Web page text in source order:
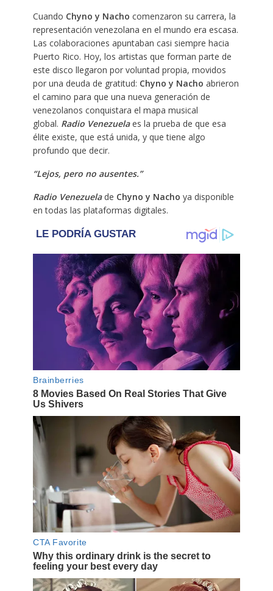
Cuando Chyno y Nacho comenzaron su carrera, la
representación venezolana en el mundo era escasa.
Las colaboraciones apuntaban casi siempre hacia
Puerto Rico. Hoy, los artistas que forman parte de
este disco llegaron por voluntad propia, movidos
por una deuda de gratitud: Chyno y Nacho abrieron
el camino para que una nueva generación de
venezolanos conquistara el mapa musical
global. Radio Venezuelaes la prueba de que esa
élite existe, que está unida, y que tiene algo
profundo que decir.
“Lejos, pero no ausentes.”
Radio Venezuelade Chyno y Nacho ya disponible
en todas las plataformas digitales.